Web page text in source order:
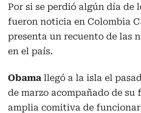
Por si se perdió algún día de
fueron noticia en Colombia
presenta un recuento de las
en el país.
Obama llegó a la isla el
de marzo acompañado de su
amplia comitiva de